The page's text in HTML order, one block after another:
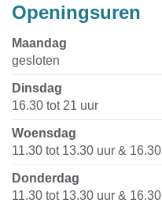
Openingsuren
maandag
gesloten
dinsdag
16.30 tot 21 uur
woensdag
11.30 tot 13.30 uur & 16.30
donderdag
11.30 tot 13.30 uur & 16.30